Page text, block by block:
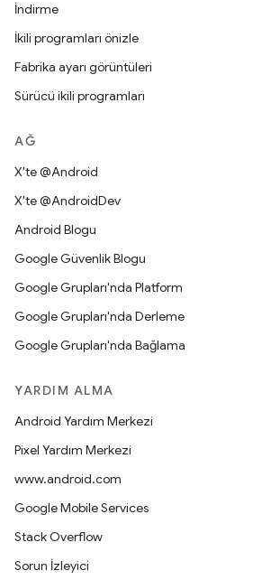
İndirme
İkili programları önizle
Fabrika ayarı görüntüleri
Sürücü ikili programları
AĞ
X'te @Android
X'te @AndroidDev
Android Blogu
Google Güvenlik Blogu
Google Grupları'nda Platform
Google Grupları'nda Derleme
Google Grupları'nda Bağlama
YARDIM ALMA
Android Yardım Merkezi
Pixel Yardım Merkezi
www.android.com
Google Mobile Services
Stack Overflow
Sorun İzleyici